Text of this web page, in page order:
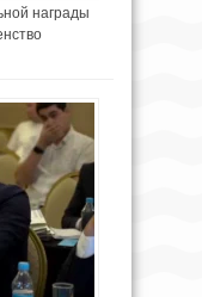
награды